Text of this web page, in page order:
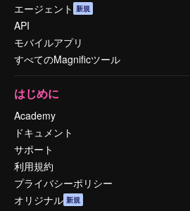
エージェント 新規
API
モバイルアプリ
すべてのMagnificツール
はじめに
Academy
ドキュメント
サポート
利用規約
プライバシーポリシー
オリジナル 新規